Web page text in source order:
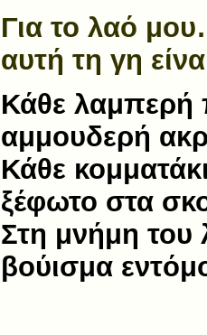
Για το λαό
αυτή τη γη
Κάθε λαμπερή
αμμουδερή
Κάθε
ξέφωτο στα
Στη μνήμη του
βούισμα